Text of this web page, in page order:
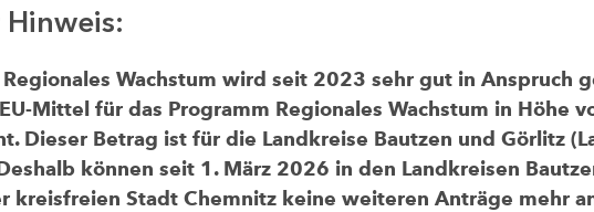
Wachstum wird seit 2023 sehr gut in Anspruch
Mittel für das Programm Regionales Wachstum in Höhe
Dieser Betrag ist für die Landkreise Bautzen und Görlitz
können seit 1. März 2026 in den Landkreisen
kreisfreien Stadt Chemnitz keine weiteren Anträge mehr